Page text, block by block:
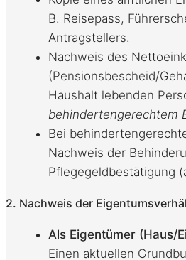
B. Reisepass,
Antragstellers.
Nachweis des
(Pensionsbescheid/
Haushalt lebenden
behindertengerechtem
Bei
Nachweis der
Pflegegeldbestätigung
2. Nachweis der
Als Eigentümer (Haus/
Einen aktuellen